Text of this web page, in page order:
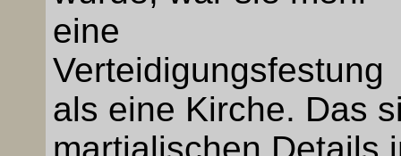
eine
Verteidigungsfestung
als eine Kirche. Das